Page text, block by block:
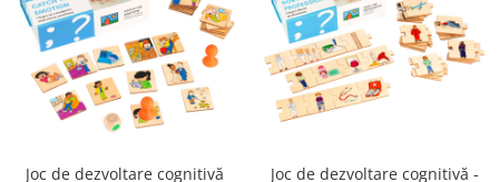
Joc de dezvoltare cognitivă
Joc de dezvoltare cognitivă -